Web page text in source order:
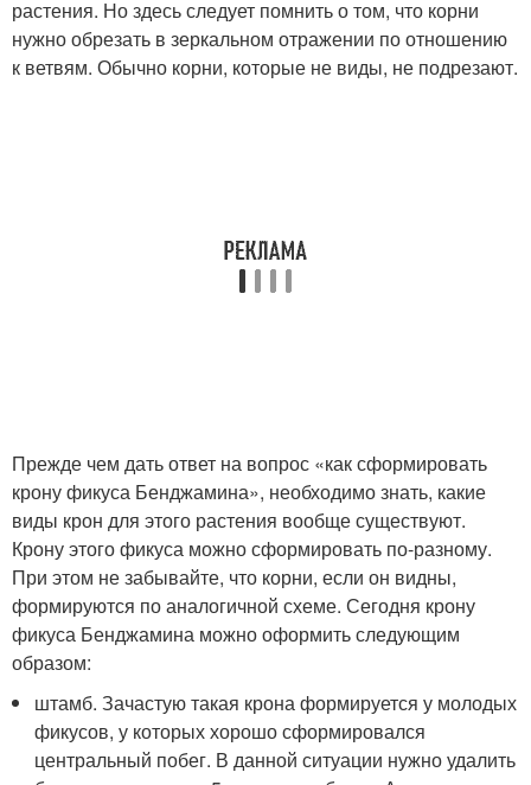
растения. Но здесь следует помнить о том, что корни
нужно обрезать в зеркальном отражении по отношению
к ветвям. Обычно корни, которые не виды, не подрезают.
Прежде чем дать ответ на вопрос «как сформировать
крону фикуса Бенджамина», необходимо знать, какие
виды крон для этого растения вообще существуют.
Крону этого фикуса можно сформировать по-разному.
При этом не забывайте, что корни, если он видны,
формируются по аналогичной схеме. Сегодня крону
фикуса Бенджамина можно оформить следующим
образом:
штамб. Зачастую такая крона формируется у молодых
фикусов, у которых хорошо сформировался
центральный побег. В данной ситуации нужно удалить